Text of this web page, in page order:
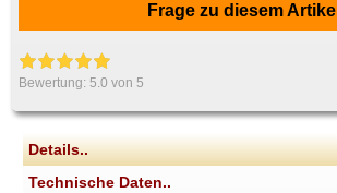
Frage zu diesem Artikel
Bewertung:5.0 von 5
Details..
Technische Daten..